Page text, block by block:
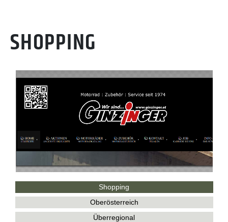
SHOPPING
Shopping
Oberösterreich
Überregional